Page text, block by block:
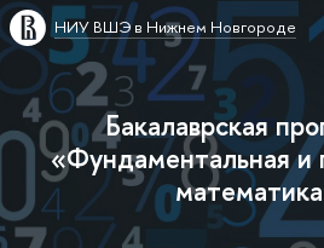
НИУ ВШЭ в Нижнем Новгороде
Бакалаврская
«Фундаментальная и